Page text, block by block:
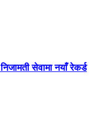
सेवामा नयाँ रेकर्ड